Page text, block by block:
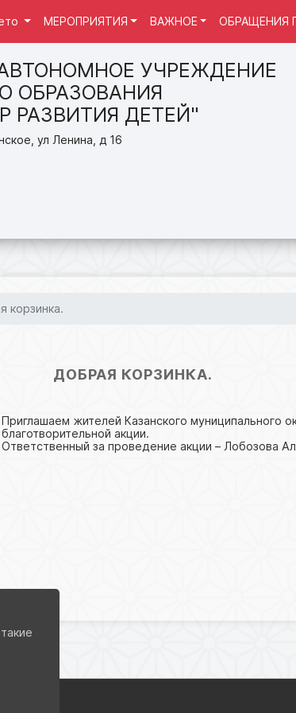
УЧРЕЖДЕНИЕ
ОБРАЗОВАНИЯ
РАЗВИТИЯ ДЕТЕЙ"
ул Ленина, д 16
МЕРОПРИЯТИЯ ВАЖНОЕ ОБРАЩЕНИЯ
корзинка.
ДОБРАЯ КОРЗИНКА.
Приглашаем жителей Казанского муниципального
благотворительной акции.
Ответственный за проведение акции – Лобозова